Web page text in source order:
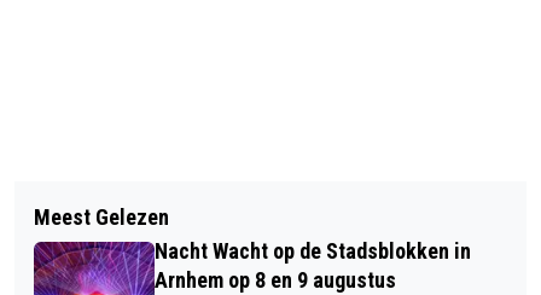
SAMEN IS ER VEEL GEDAAN
AFGELOPEN VIER JAAR
NIEUWE PODCAST: 'LINGEWAARD
KIEST!'
Meest Gelezen
Nacht Wacht op de Stadsblokken in
Arnhem op 8 en 9 augustus